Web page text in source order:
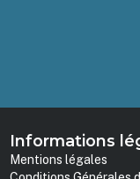
Informations
Mentions légales